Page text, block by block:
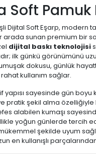
Soft Pamuk
Dijital Soft Eşarp, modern
arada sunan premium bir
dijital baskı teknolojisi
ilk günkü görünümünü
dokusu, günlük
kullanım sağlar.
yapısı sayesinde gün boyu
pratik şekil alma
alabilen kumaşı
yoğun günlerde tercih
şekilde uyum
en kullanışlı